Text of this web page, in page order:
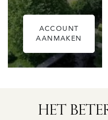
ACCOUNT
AANMAKEN
HET